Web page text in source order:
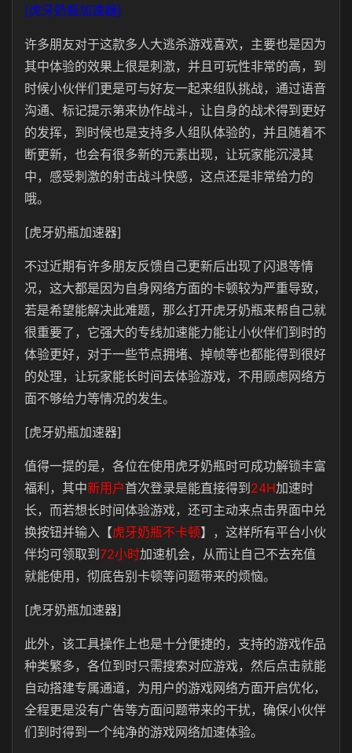
[虎牙奶瓶加速器]
许多朋友对于这款多人大逃杀游戏喜欢，主要也是因为
其中体验的效果上很是刺激，并且可玩性非常的高，到
时候小伙伴们更是可与好友一起来组队挑战，通过语音
沟通、标记提示第来协作战斗，让自身的战术得到更好
的发挥，到时候也是支持多人组队体验的，并且随着不
断更新，也会有很多新的元素出现，让玩家能沉浸其
中，感受刺激的射击战斗快感，这点还是非常给力的
哦。
[虎牙奶瓶加速器]
不过近期有许多朋友反馈自己更新后出现了闪退等情
况，这大都是因为自身网络方面的卡顿较为严重导致，
若是希望能解决此难题，那么打开虎牙奶瓶来帮自己就
很重要了，它强大的专线加速能力能让小伙伴们到时的
体验更好，对于一些节点拥堵、掉帧等也都能得到很好
的处理，让玩家能长时间去体验游戏，不用顾虑网络方
面不够给力等情况的发生。
[虎牙奶瓶加速器]
值得一提的是，各位在使用虎牙奶瓶时可成功解锁丰富
福利，其中新用户首次登录是能直接得到 24H加速时
长，而若想长时间体验游戏，还可主动来点击界面中兑
换按钮并输入【虎牙奶瓶不卡顿】，这样所有平台小伙
伴均可领取到 72小时加速机会，从而让自己不去充值
就能使用，彻底告别卡顿等问题带来的烦恼。
[虎牙奶瓶加速器]
此外，该工具操作上也是十分便捷的，支持的游戏作品
种类繁多，各位到时只需搜索对应游戏，然后点击就能
自动搭建专属通道，为用户的游戏网络方面开启优化，
全程更是没有广告等方面问题带来的干扰，确保小伙伴
们到时得到一个纯净的游戏网络加速体验。